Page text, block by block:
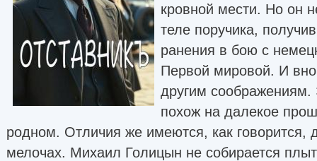
кровной мести. Но он
теле поручика,
ранения в бою с
Первой мировой. И
другим соображениям.
похож на далекое
родном. Отличия же имеются, как говорится,
мелочах. Михаил Голицын не собирается